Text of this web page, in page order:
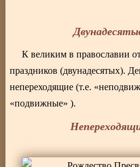
К великим в православии
праздников (двунадесятых).
непереходящие (т.е.
«подвижные» ).